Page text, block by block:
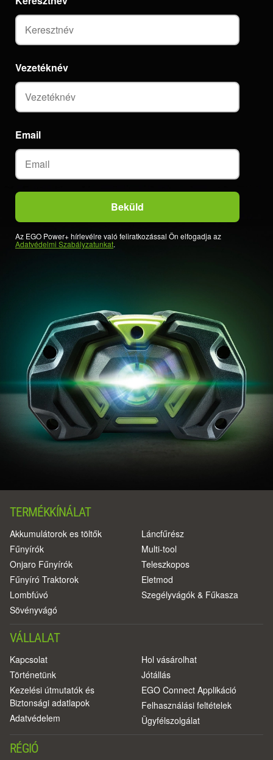
Email
Vezetéknév
Az EGO Power+ hírlevélre való feliratkozással Ön elfogadja az
Adatvédelmi Szabályzatunkat.
TERMÉKKÍNÁLAT
Akkumulátorok es töltők
Fűnyírók
Onjaro Fűnyírók
Fűnyíró Traktorok
Lombfúvó
Sövényvágó
Láncfűrész
Multi-tool
Teleszkopos
Eletmod
Szegélyvágók & Fűkasza
VÁLLALAT
Kapcsolat
Történetünk
Kezelési útmutatók és
Biztonsági adatlapok
Adatvédelem
Hol vásárolhat
Jótállás
EGO Connect Applikáció
Felhasználási feltételek
Ügyfélszolgálat
RÉGIÓ